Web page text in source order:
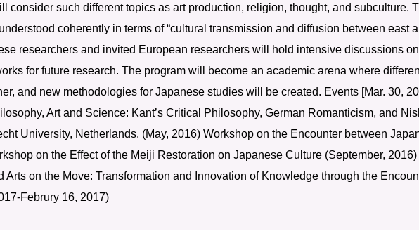
consider such different topics as art production, religion, thought, and subculture.
coherently in terms of “cultural transmission and diffusion between east
researchers and invited European researchers will hold intensive discussions
for future research. The program will become an academic arena where
and new methodologies for Japanese studies will be created. Events [Mar. 30,
Art and Science: Kant’s Critical Philosophy, German Romanticism, and
University, Netherlands. (May, 2016) Workshop on the Encounter between
on the Effect of the Meiji Restoration on Japanese Culture (September,
Arts on the Move: Transformation and Innovation of Knowledge through the
Februry 16, 2017)